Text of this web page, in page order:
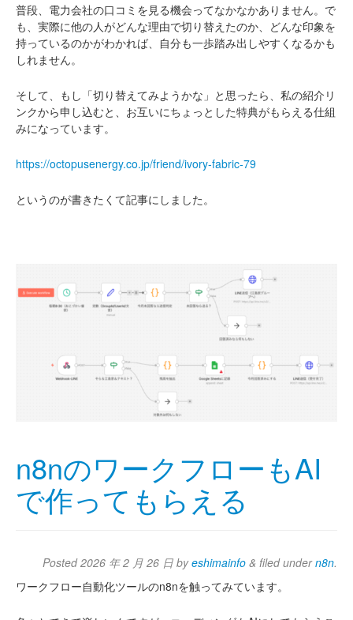
普段、電力会社の口コミを見る機会ってなかなかありません。で
も、実際に他の人がどんな理由で切り替えたのか、どんな印象を
持っているのかがわかれば、自分も一歩踏み出しやすくなるかも
しれません。
そして、もし「切り替えてみようかな」と思ったら、私の紹介リ
ンクから申し込むと、お互いにちょっとした特典がもらえる仕組
みになっています。
https://octopusenergy.co.jp/friend/ivory-fabric-79
というのが書きたくて記事にしました。
n8nのワークフローもAI
で作ってもらえる
Posted2026 年 2 月 26 日 byeshimainfo & filed undern8n.
ワークフロー自動化ツールのn8nを触ってみています。